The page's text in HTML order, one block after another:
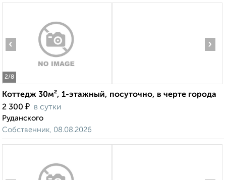
2/8
‹ ›
Коттедж 30м², 1-этажный, посуточно, в черте города
2 300 ₽ в сутки
Руданского
Собственник, 08.08.2026